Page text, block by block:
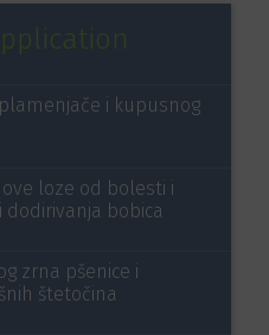
i kupusnog
loze od bolesti i
bobica
zrna pšenice i
štetočina